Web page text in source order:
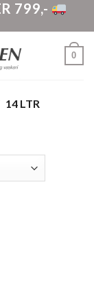
799,-
0
14 LTR